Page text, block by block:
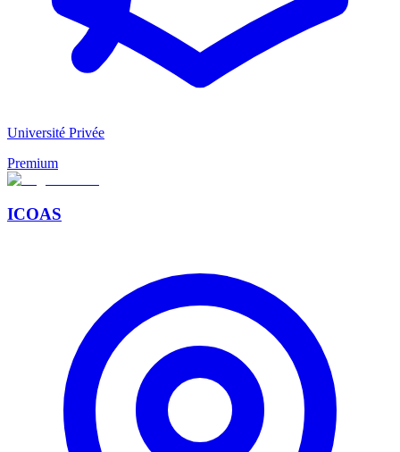
Université Privée
Premium
ICOAS